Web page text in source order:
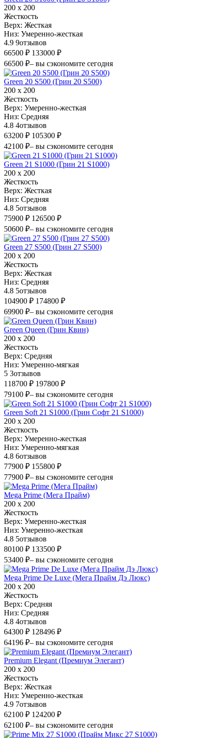
200 х 200
Жесткость
Верх: Жесткая
Низ: Умеренно-жесткая
4.9 9отзывов
66500 ₽ 133000 ₽
66500 ₽– вы сэкономите сегодня
Green 20 S500 (Грин 20 S500)
200 х 200
Жесткость
Верх: Умеренно-жесткая
Низ: Средняя
4.8 4отзывов
63200 ₽ 105300 ₽
42100 ₽– вы сэкономите сегодня
Green 21 S1000 (Грин 21 S1000)
200 х 200
Жесткость
Верх: Жесткая
Низ: Средняя
4.8 5отзывов
75900 ₽ 126500 ₽
50600 ₽– вы сэкономите сегодня
Green 27 S500 (Грин 27 S500)
200 х 200
Жесткость
Верх: Жесткая
Низ: Средняя
4.8 5отзывов
104900 ₽ 174800 ₽
69900 ₽– вы сэкономите сегодня
Green Queen (Грин Квин)
200 х 200
Жесткость
Верх: Средняя
Низ: Умеренно-мягкая
5 3отзывов
118700 ₽ 197800 ₽
79100 ₽– вы сэкономите сегодня
Green Soft 21 S1000 (Грин Софт 21 S1000)
200 х 200
Жесткость
Верх: Умеренно-жесткая
Низ: Умеренно-мягкая
4.8 6отзывов
77900 ₽ 155800 ₽
77900 ₽– вы сэкономите сегодня
Mega Prime (Мега Прайм)
200 х 200
Жесткость
Верх: Умеренно-жесткая
Низ: Умеренно-жесткая
4.8 5отзывов
80100 ₽ 133500 ₽
53400 ₽– вы сэкономите сегодня
Mega Prime De Luxe (Мега Прайм Дэ Люкс)
200 х 200
Жесткость
Верх: Средняя
Низ: Средняя
4.8 4отзывов
64300 ₽ 128496 ₽
64196 ₽– вы сэкономите сегодня
Premium Elegant (Премиум Элегант)
200 х 200
Жесткость
Верх: Жесткая
Низ: Умеренно-жесткая
4.9 7отзывов
62100 ₽ 124200 ₽
62100 ₽– вы сэкономите сегодня